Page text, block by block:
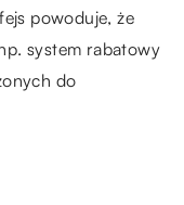
powoduje, że
system rabatowy
do